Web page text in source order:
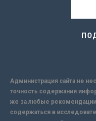
Администрация сайта не
точность содержания
же за любые
содержаться в